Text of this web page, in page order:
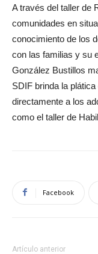
A través del taller de
comunidades en
conocimiento de los
con las familias y su
González Bustillos
SDIF brinda la
directamente a los
como el taller de
Facebook
Artículo anterior